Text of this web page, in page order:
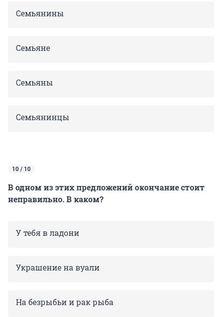
Семьянины
Семьяне
Семьяны
Семьянинцы
10 / 10
В одном из этих предложений окончание стоит
неправильно. В каком?
У тебя в ладони
Украшение на вуали
На безрыбьи и рак рыба